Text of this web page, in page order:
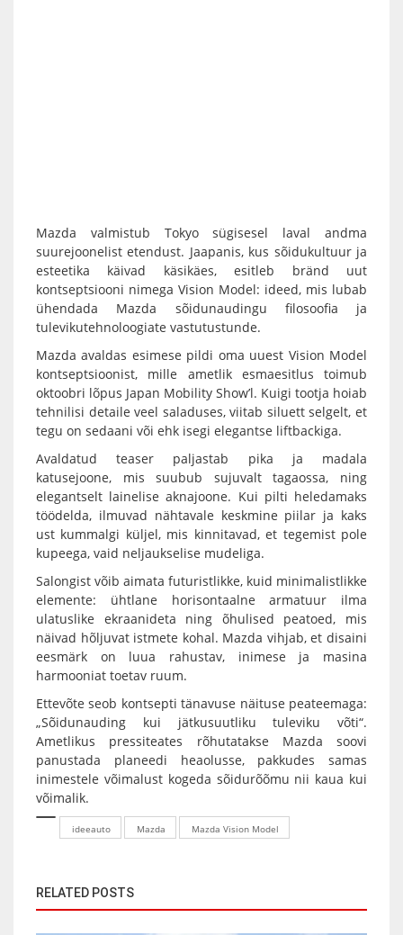
Mazda valmistub Tokyo sügisesel laval andma
suurejoonelist etendust. Jaapanis, kus sõidukultuur ja
esteetika käivad käsikäes, esitleb bränd uut
kontseptsiooni nimega Vision Model: ideed, mis lubab
ühendada Mazda sõidunaudingu filosoofia ja
tulevikutehnoloogiate vastutustunde.
Mazda avaldas esimese pildi oma uuest Vision Model
kontseptsioonist, mille ametlik esmaesitlus toimub
oktoobri lõpus Japan Mobility Show’l. Kuigi tootja hoiab
tehnilisi detaile veel saladuses, viitab siluett selgelt, et
tegu on sedaani või ehk isegi elegantse liftbackiga.
Avaldatud teaser paljastab pika ja madala
katusejoone, mis suubub sujuvalt tagaossa, ning
elegantselt lainelise aknajoone. Kui pilti heledamaks
töödelda, ilmuvad nähtavale keskmine piilar ja kaks
ust kummalgi küljel, mis kinnitavad, et tegemist pole
kupeega, vaid neljaukselise mudeliga.
Salongist võib aimata futuristlikke, kuid minimalistlikke
elemente: ühtlane horisontaalne armatuur ilma
ulatuslike ekraanideta ning õhulised peatoed, mis
näivad hõljuvat istmete kohal. Mazda vihjab, et disaini
eesmärk on luua rahustav, inimese ja masina
harmooniat toetav ruum.
Ettevõte seob kontsepti tänavuse näituse peateemaga:
„Sõidunauding kui jätkusuutliku tuleviku võti“.
Ametlikus pressiteates rõhutatakse Mazda soovi
panustada planeedi heaolusse, pakkudes samas
inimestele võimalust kogeda sõidurõõmu nii kaua kui
võimalik.
ideeauto Mazda Mazda Vision Model
RELATED POSTS